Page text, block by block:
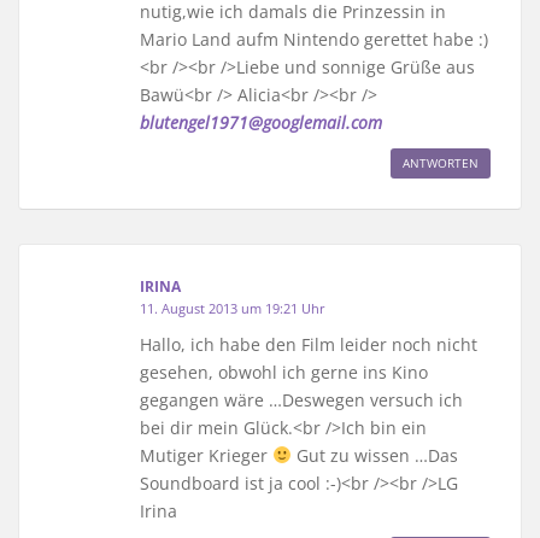
nutig,wie ich damals die Prinzessin in
Mario Land aufm Nintendo gerettet habe :)
<br /><br />Liebe und sonnige Grüße aus
Bawü<br /> Alicia<br /><br />
blutengel1971@googlemail.com
ANTWORTEN
IRINA
11. August 2013 um 19:21 Uhr
Hallo, ich habe den Film leider noch nicht
gesehen, obwohl ich gerne ins Kino
gegangen wäre …Deswegen versuch ich
bei dir mein Glück.<br />Ich bin ein
Mutiger Krieger
Gut zu wissen …Das
Soundboard ist ja cool :-)<br /><br />LG
Irina